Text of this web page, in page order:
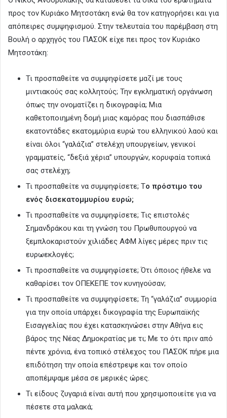
προς τον Κυριάκο Μητσοτάκη ενώ θα τον κατηγορήσει και για
απόπειρες συμψηφισμού. Στην τελευταία του παρέμβαση στη
Βουλή ο αρχηγός του ΠΑΣΟΚ είχε πει προς τον Κυριάκο
Μητσοτάκη:
Τι προσπαθείτε να συμψηφίσετε μαζί με τους
μιντιακούς σας κολλητούς; Την εγκληματική οργάνωση
όπως την ονοματίζει η δικογραφία; Μια
καθετοποιημένη δομή μιας καμόρας που διασπάθισε
εκατοντάδες εκατομμύρια ευρώ του ελληνικού λαού και
είναι όλοι “γαλάζια” στελέχη υπουργείων, γενικοί
γραμματείς, “δεξιά χέρια” υπουργών, κορυφαία τοπικά
σας στελέχη;
Τι προσπαθείτε να συμψηφίσετε; Το πρόστιμο του
ενός δισεκατομμυρίου ευρώ;
Τι προσπαθείτε να συμψηφίσετε; Τις επιστολές
Σημανδράκου και τη γνώση του Πρωθυπουργού να
ξεμπλοκαριστούν χιλιάδες ΑΦΜ λίγες μέρες πριν τις
ευρωεκλογές;
Τι προσπαθείτε να συμψηφίσετε; Ότι όποιος ήθελε να
καθαρίσει τον ΟΠΕΚΕΠΕ τον κυνηγούσαν;
Τι προσπαθείτε να συμψηφίσετε; Τη “γαλάζια” συμμορία
για την οποία υπάρχει δικογραφία της Ευρωπαϊκής
Εισαγγελίας που έχει κατασκηνώσει στην Αθήνα εις
βάρος της Νέας Δημοκρατίας με τι; Με το ότι πριν από
πέντε χρόνια, ένα τοπικό στέλεχος του ΠΑΣΟΚ πήρε μια
επιδότηση την οποία επέστρεψε και τον οποίο
αποπέμψαμε μέσα σε μερικές ώρες.
Τι είδους ζυγαριά είναι αυτή που χρησιμοποιείτε για να
πέσετε στα μαλακά;